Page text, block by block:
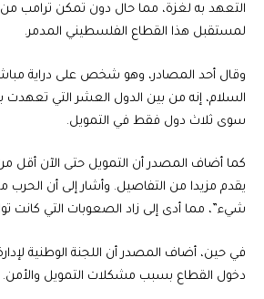
التعهد به لغزة، مما حال دون تمكن ترامب
لمستقبل هذا القطاع الفلسطيني المدمر.
وقال أحد المصادر، وهو شخص على دراية
السلام، إنه من بين الدول العشر التي تعهدت
سوى ثلاث دول فقط في التمويل.
كما أضاف المصدر أن التمويل حتى الآن أقل من
يقدم مزيدا من التفاصيل. وأشار إلى أن الحرب
شيء”، مما أدى إلى زاد الصعوبات التي كانت
في حين، أضاف المصدر أن اللجنة الوطنية
دخول القطاع بسبب مشكلات التمويل والأمن.